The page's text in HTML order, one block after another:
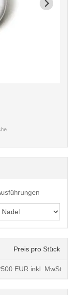
Preis pro Stück
EUR inkl. MwSt.